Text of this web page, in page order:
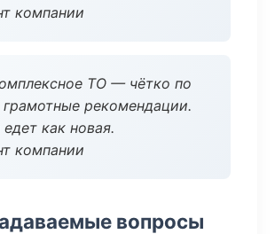
компании
ТО — чётко по
рекомендации.
как новая.
компании
вопросы